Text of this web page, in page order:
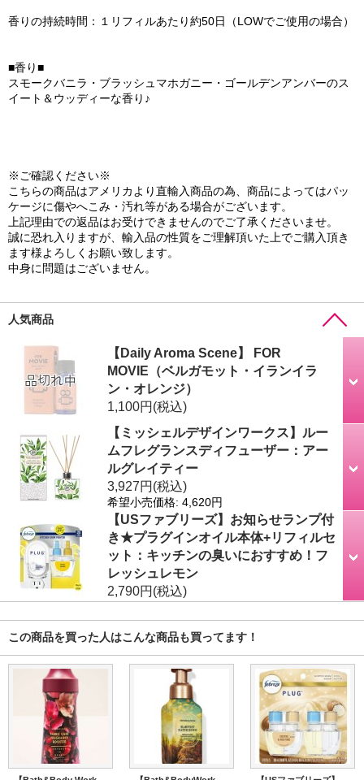
香りの持続時間：１リフィルあたり約50日（LOWでご使用の場合）
■香り■
スモークバニラ・ブラッシュマホガニー・ゴールデンアンバーのス
イート＆ウッディーな香り♪
※ご確認ください※
こちらの商品はアメリカより直輸入商品の為、商品によってはパッ
ケージに傷やへこみ・汚れ等がある場合がございます。
上記理由での返品はお受けできませんのでご了承くださいませ。
誠に恐れ入りますが、輸入品の性質をご理解頂いた上でご購入頂き
ます様よろしくお願い致します。
中身に問題はございません。
人気商品
【Daily Aroma Scene】 FOR
MOVIE（ベルガモット・イランイラ
ン・オレンジ）
1,100円(税込)
【ミッシェルデザインワークス】ルー
ムフレグランスディフューザー：アー
ルグレイティー
3,927円(税込)
希望小売価格: 4,620円
【USファブリーズ】お知らせランプ付
き★プラグインオイル本体+リフィルセ
ット：キッチンの臭いにおすすめ！フ
レッシュレモン
2,790円(税込)
この商品を買った人はこんな商品も買ってます！